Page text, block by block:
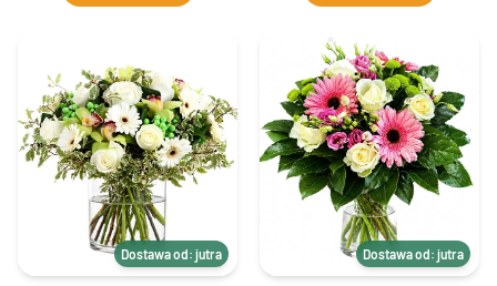
Dostawa od: jutra Dostawa od: jutra